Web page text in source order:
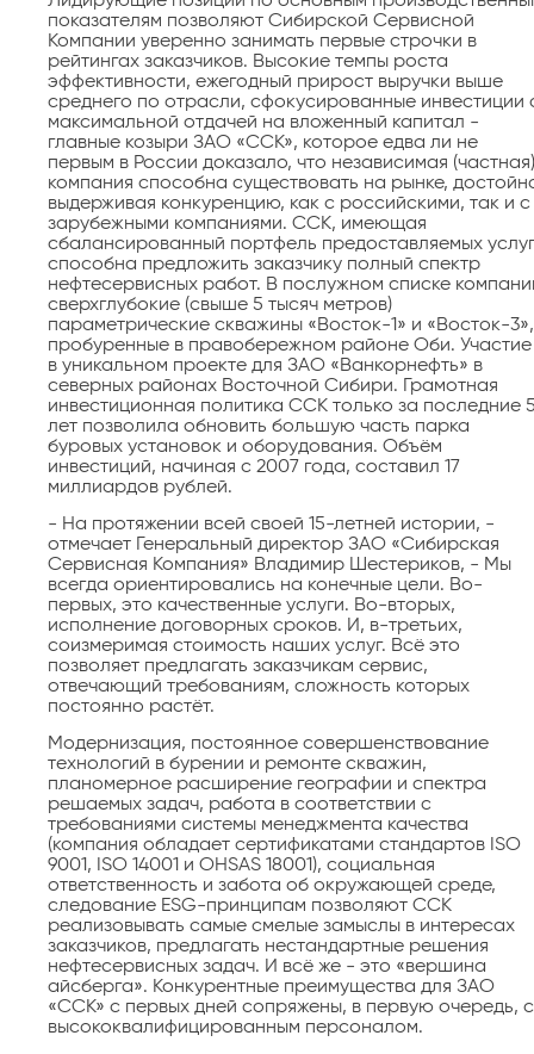
показателям позволяют Сибирской Сервисной
Компании уверенно занимать первые строчки в
рейтингах заказчиков. Высокие темпы роста
эффективности, ежегодный прирост выручки выше
среднего по отрасли, сфокусированные инвестиции
максимальной отдачей на вложенный капитал -
главные козыри ЗАО «ССК», которое едва ли не
первым в России доказало, что независимая (частная)
компания способна существовать на рынке,
выдерживая конкуренцию, как с российскими, так и с
зарубежными компаниями. ССК, имеющая
сбалансированный портфель предоставляемых
способна предложить заказчику полный спектр
нефтесервисных работ. В послужном списке
сверхглубокие (свыше 5 тысяч метров)
параметрические скважины «Восток-1» и «Восток-3»,
пробуренные в правобережном районе Оби. Участие
в уникальном проекте для ЗАО «Ванкорнефть» в
северных районах Восточной Сибири. Грамотная
инвестиционная политика ССК только за последние
лет позволила обновить большую часть парка
буровых установок и оборудования. Объём
инвестиций, начиная с 2007 года, составил 17
миллиардов рублей.
- На протяжении всей своей 15-летней истории, -
отмечает Генеральный директор ЗАО «Сибирская
Сервисная Компания» Владимир Шестериков, - Мы
всегда ориентировались на конечные цели. Во-
первых, это качественные услуги. Во-вторых,
исполнение договорных сроков. И, в-третьих,
соизмеримая стоимость наших услуг. Всё это
позволяет предлагать заказчикам сервис,
отвечающий требованиям, сложность которых
постоянно растёт.
Модернизация, постоянное совершенствование
технологий в бурении и ремонте скважин,
планомерное расширение географии и спектра
решаемых задач, работа в соответствии с
требованиями системы менеджмента качества
(компания обладает сертификатами стандартов ISO
9001, ISO 14001 и OHSAS 18001), социальная
ответственность и забота об окружающей среде,
следование ESG-принципам позволяют ССК
реализовывать самые смелые замыслы в интересах
заказчиков, предлагать нестандартные решения
нефтесервисных задач. И всё же - это «вершина
айсберга». Конкурентные преимущества для ЗАО
«ССК» с первых дней сопряжены, в первую очередь, с
высококвалифицированным персоналом.